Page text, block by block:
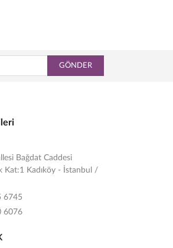
GÖNDER
Bağdat Caddesi
Kat:1 Kadıköy - İstanbul /
6745
6076